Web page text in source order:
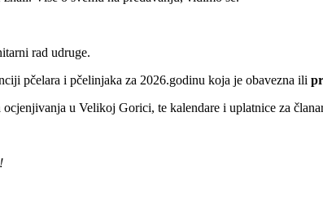
rad udruge.
pčelara i pčelinjaka za 2026.godinu koja je obavezna ili
u Velikoj Gorici, te kalendare i uplatnice za